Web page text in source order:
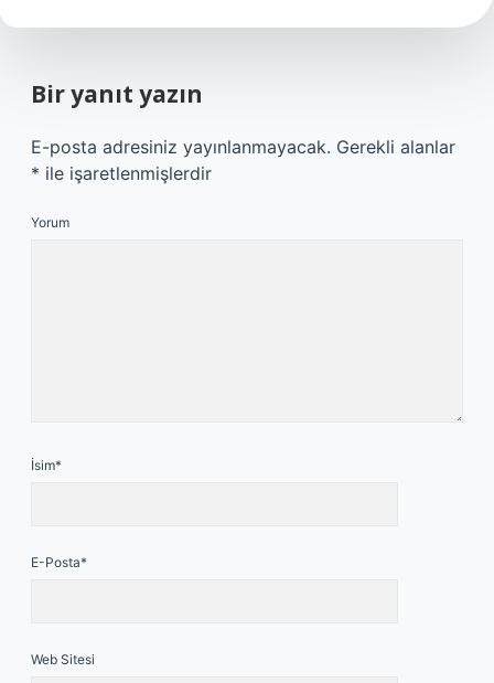
Bir yanıt yazın
E-posta adresiniz yayınlanmayacak. Gerekli alanlar
* ile işaretlenmişlerdir
Yorum
İsim*
E-Posta*
Web Sitesi